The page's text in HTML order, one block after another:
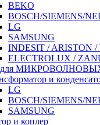
BEKO
BOSCH/SIEMENS/
LG
SAMSUNG
INDESIT / ARISTON
ELECTROLUX /
для
и
LG
BOSCH/SIEMENS/
SAMSUNG
и коплер